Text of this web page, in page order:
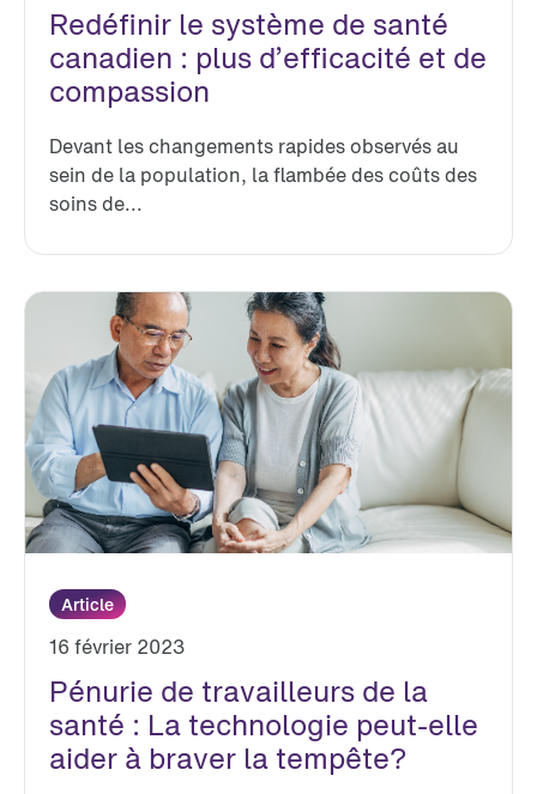
Redéfinir le système de santé
canadien : plus d’efficacité et de
compassion
Devant les changements rapides observés au
sein de la population, la flambée des coûts des
soins de...
Article
16 février 2023
Pénurie de travailleurs de la
santé : La technologie peut-elle
aider à braver la tempête?